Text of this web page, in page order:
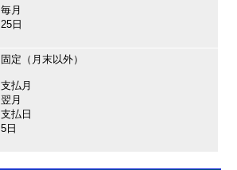
毎月
25日
固定（月末以外）
支払月
翌月
支払日
5日